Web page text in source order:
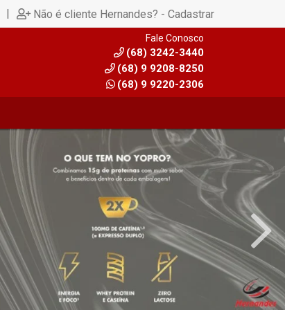
| Não é cliente Hernandes? - Cadastrar
Fale Conosco
(68) 3242-3440
(68) 9 9208-8250
(68) 9 9220-2306